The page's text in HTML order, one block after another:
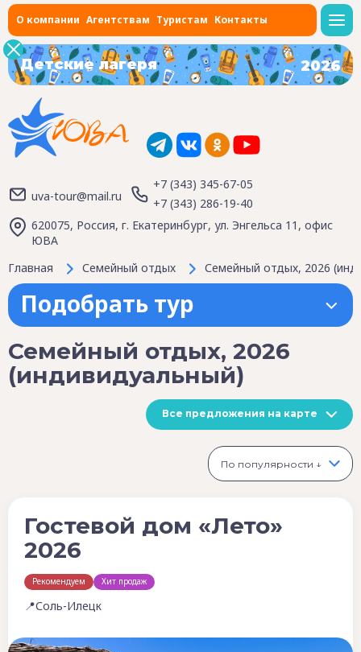
О компании Агентствам Туристам Контакты
Детские лагеря 2026
uva-tour@mail.ru
+7 (343) 345-67-05
+7 (343) 286-19-40
620075, Россия, г. Екатеринбург, ул. Энгельса 11, офис
ЮВА
Главная
Семейный отдых Семейный отдых, 2026
Подобрать тур
Семейный отдых, 2026
(индивидуальный)
Все предложения на карте
По популярности ↓
Гостевой дом «Лето»
2026
Рекомендуем Хит продаж
📍Соль-Илецк